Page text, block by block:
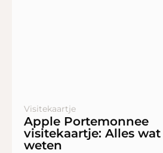
Visitekaartje
Apple Portemonnee
visitekaartje: Alles
weten